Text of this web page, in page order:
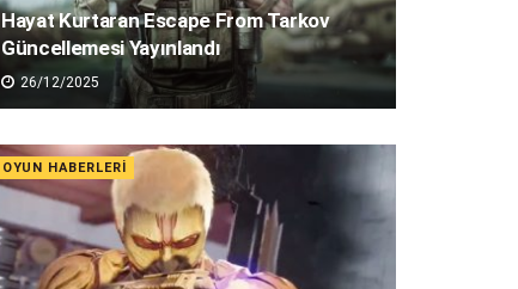
Hayat Kurtaran Escape From Tarkov
Güncellemesi Yayınlandı
26/12/2025
OYUN HABERLERI